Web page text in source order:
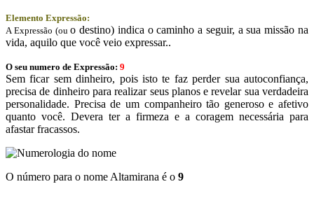
Elemento Expressão:
A Expressão (ouo destino) indica o caminho a seguir, a sua missão na
vida, aquilo que você veio expressar..
O seu numero de Expressão: 9
Sem ficar sem dinheiro, pois isto te faz perder sua autoconfiança,
precisa de dinheiro para realizar seus planos e revelar sua verdadeira
personalidade. Precisa de um companheiro tão generoso e afetivo
quanto você. Devera ter a firmeza e a coragem necessária para
afastar fracassos.
O número para o nome Altamirana é o 9